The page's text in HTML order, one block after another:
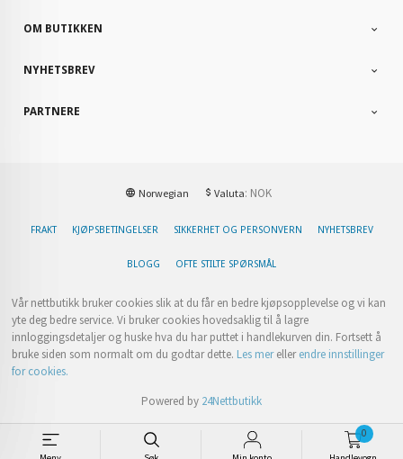
0
OM BUTIKKEN
NYHETSBREV
PARTNERE
Norwegian Valuta: NOK
FRAKT KJØPSBETINGELSER SIKKERHET OG PERSONVERN NYHETSBREV
BLOGG OFTE STILTE SPØRSMÅL
Vår nettbutikk bruker cookies slik at du får en bedre kjøpsopplevelse og vi kan
yte deg bedre service. Vi bruker cookies hovedsaklig til å lagre
innloggingsdetaljer og huske hva du har puttet i handlekurven din. Fortsett å
bruke siden som normalt om du godtar dette. Les merellerendre innstillinger
for cookies.
Powered by 24Nettbutikk